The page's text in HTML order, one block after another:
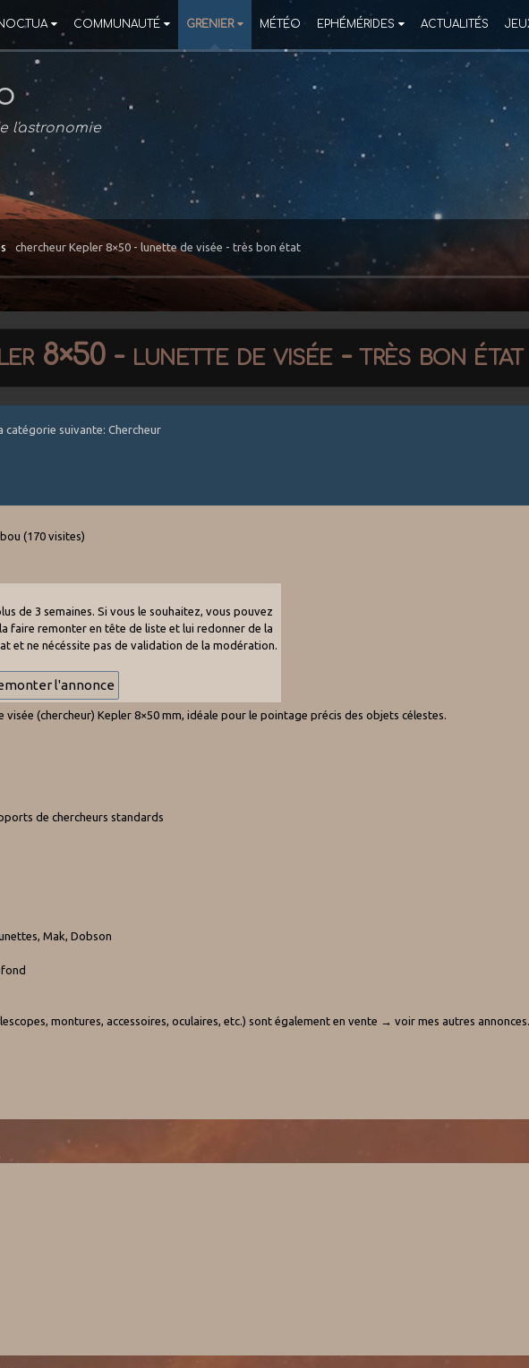
COMMUNAUTÉ GRENIER MÉTÉO EPHÉMÉRIDES ACTUALITÉS
l'astronomie
chercheur Kepler 8×50 - lunette de visée - très bon état
8×50 - lunette de visée - très bon état
suivante: Chercheur
bou(170 visites)
de 3 semaines. Si vous le souhaitez, vous pouvez
faire remonter en tête de liste et lui redonner de la
et ne nécéssite pas de validation de la modération.
(chercheur) Kepler 8×50 mm, idéale pour le pointage précis des objets célestes.
de chercheurs standards
Mak, Dobson
montures, accessoires, oculaires, etc.) sont également en vente → voir mes autres